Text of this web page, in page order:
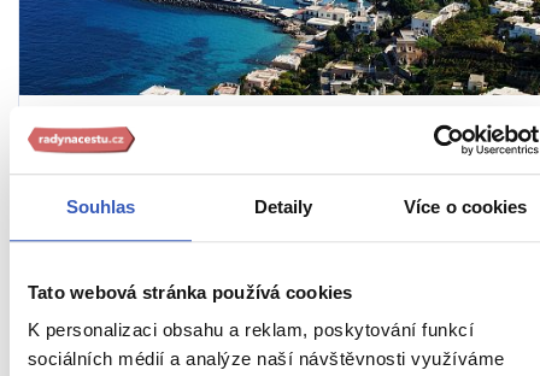
Souhlas Detaily Více o cookies
Tato webová stránka používá cookies
K personalizaci obsahu a reklam, poskytování funkcí
sociálních médií a analýze naší návštěvnosti využíváme
To nejlepší z Neapole + POMPEJE +
CAPRI
Tipy na zážitky: Návštěva Augustových zahrad s
Vesuvu
SNÍDANĚ